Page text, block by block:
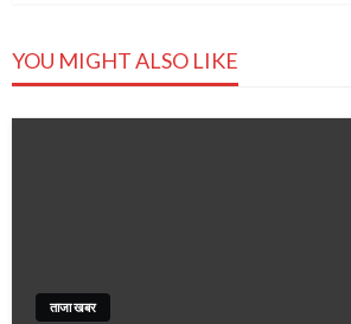
YOU MIGHT ALSO LIKE
ताजा खबर